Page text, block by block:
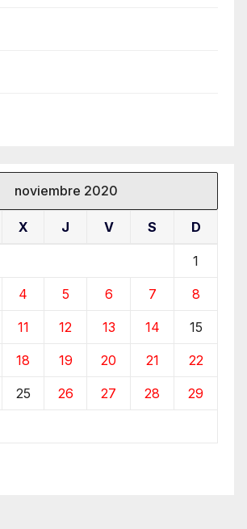
noviembre 2020
X J V S D
1
4 5 6 7 8
11 12 13 14 15
18 19 20 21 22
25 26 27 28 29